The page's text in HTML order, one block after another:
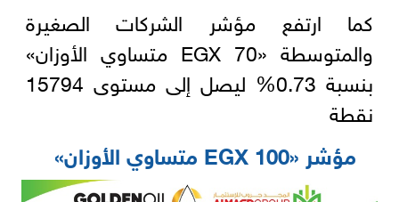
كما ارتفع مؤشر الشركات الصغيرة
والمتوسطة «EGX 70 متساوي الأوزان»
بنسبة 0.73% ليصل إلى مستوى 15794
نقطة
مؤشر «EGX 100 متساوي الأوزان»